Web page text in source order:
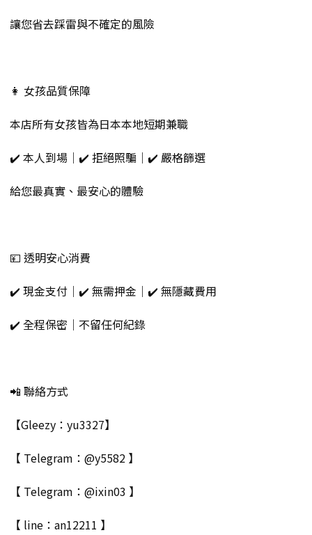
讓您省去踩雷與不確定的風險
👩 女孩品質保障
本店所有女孩皆為日本本地短期兼職
✔️ 本人到場｜✔️ 拒絕照騙｜✔️ 嚴格篩選
給您最真實、最安心的體驗
💴 透明安心消費
✔️ 現金支付｜✔️ 無需押金｜✔️ 無隱藏費用
✔️ 全程保密｜不留任何紀錄
📲 聯絡方式
【Gleezy：yu3327】
【 Telegram：@y5582 】
【 Telegram：@ixin03 】
【 line：an12211 】